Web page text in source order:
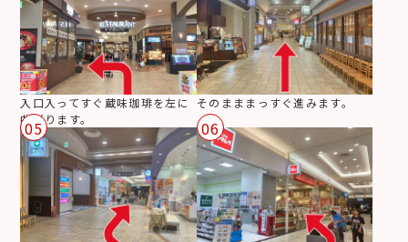
入口入ってすぐ蔵味珈琲を左に
曲がります。
そのまままっすぐ進みます。
05 06